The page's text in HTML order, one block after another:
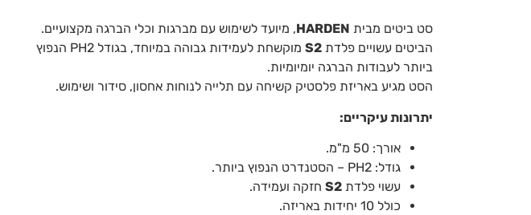
סט ביטים מבית HARDEN, מיועד לשימוש עם מברגות וכלי הברגה מקצועיים.
הביטים עשויים פלדת S2
מוקשחת לעמידות גבוהה במיוחד, בגודל PH2 הנפוץ
ביותר לעבודות הברגה יומיומיות.
הסט מגיע באריזת פלסטיק קשיחה עם תלייה לנוחות אחסון, סידור ושימוש.
יתרונות עיקריים:
אורך: 50 מ"מ.
גודל: PH2 – הסטנדרט הנפוץ ביותר.
עשוי פלדת S2 חזקה ועמידה.
כולל 10 יחידות באריזה.